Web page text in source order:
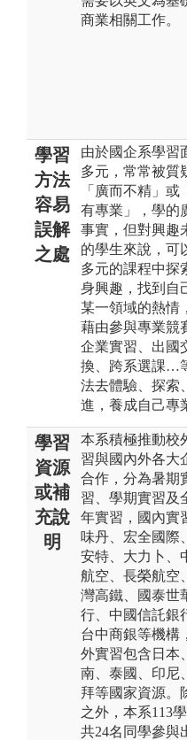
商業相關工作。
學習
方法
容易
誤解
之處
由於國企系學習
多元，常常被質
「廣而不精」或
有專業」，學的
事實，但對興趣
的學生來說，可
多元的課程中探
身興趣，找到自
某一領域的熱情
藉由參與專業競
企業實習、出國
換、跨系選課…
法去體驗、探索
進，養成自己專
學習
資源
或補
充說
明
本系積極推動校
習與國內外各大
合作，分為暑期
習、學期實習及
年實習，國內實
味丹、宏全國際
安特、大力卜、
航空、長榮航空
灣高鐵、國泰世
行、中國信託銀
台中商銀等機構
外實習包含日本
南、泰國、印尼
拜等國家資源。
之外，本系113
共24名同學參與